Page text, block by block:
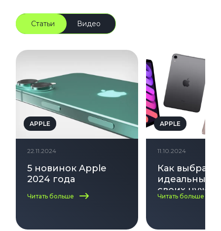
Статьи Видео
APPLE
22.11.2024
5 новинок Apple
2024 года
Читать больше
APPLE
11.10.2024
Как выбрать
идеальный
своих нужд:
по выбору
Читать больше